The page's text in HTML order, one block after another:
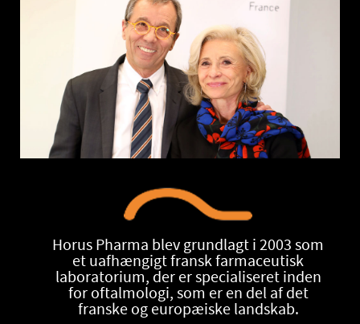
Horus Pharma blev grundlagt i 2003 som
et uafhængigt fransk farmaceutisk
laboratorium, der er specialiseret inden
for oftalmologi, som er en del af det
franske og europæiske landskab.